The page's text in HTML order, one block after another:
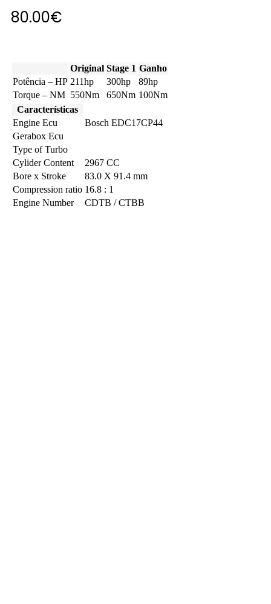
80.00€
Original Stage 1 Ganho
Potência – HP 211hp 300hp
89hp
Torque – NM 550Nm 650Nm 100Nm
Características
Engine Ecu
Bosch EDC17CP44
Gerabox Ecu
Type of Turbo
Cylider Content
2967 CC
Bore x Stroke
83.0 X 91.4 mm
Compression ratio 16.8 : 1
Engine Number
CDTB / CTBB